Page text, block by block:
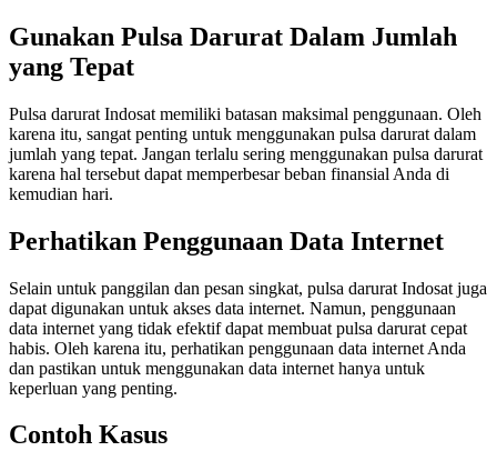
Gunakan Pulsa Darurat Dalam Jumlah
yang Tepat
Pulsa darurat Indosat memiliki batasan maksimal penggunaan. Oleh
karena itu, sangat penting untuk menggunakan pulsa darurat dalam
jumlah yang tepat. Jangan terlalu sering menggunakan pulsa darurat
karena hal tersebut dapat memperbesar beban finansial Anda di
kemudian hari.
Perhatikan Penggunaan Data Internet
Selain untuk panggilan dan pesan singkat, pulsa darurat Indosat juga
dapat digunakan untuk akses data internet. Namun, penggunaan
data internet yang tidak efektif dapat membuat pulsa darurat cepat
habis. Oleh karena itu, perhatikan penggunaan data internet Anda
dan pastikan untuk menggunakan data internet hanya untuk
keperluan yang penting.
Contoh Kasus